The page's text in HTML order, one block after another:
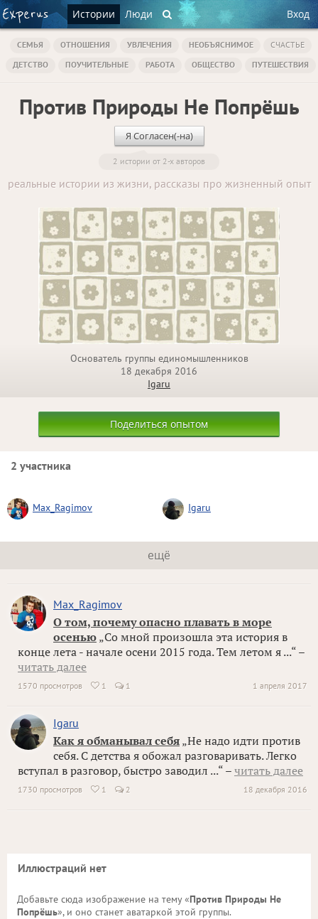
Истории Люди Вход
СЕМЬЯ ОТНОШЕНИЯ УВЛЕЧЕНИЯ НЕОБЪЯСНИМОЕ
СЧАСТЬЕ
ДЕТСТВО
ПОУЧИТЕЛЬНЫЕ РАБОТА ОБЩЕСТВО ПУТЕШЕСТВИЯ
Против Природы Не Попрёшь
Я Согласен(-на)
2 истории от 2-х авторов
реальные истории из жизни, рассказы про жизненный опыт
Основатель группы единомышленников
18 декабря 2016
Igaru
Поделиться опытом
2 участника
Max_Ragimov Igaru
ещё
Max_Ragimov
О том, почему опасно плавать в море
осенью „Со мной произошла эта история в
конце лета - начале осени 2015 года. Тем летом я ...“ –
читать далее
1 апреля 2017
1570 просмотров  1 1
Igaru
Как я обманывал себя „Не надо идти против
себя. С детства я обожал разговаривать. Легко
вступал в разговор, быстро заводил ...“ – читать далее
18 декабря 2016
1730 просмотров  1 2
Иллюстраций нет
Добавьте сюда изображение на тему «Против Природы Не
Попрёшь», и оно станет аватаркой этой группы.